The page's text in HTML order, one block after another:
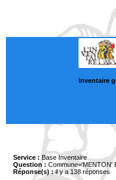
Inventaire
Service : Base Inventaire
Question : Commune='MENTON'
Réponse(s) :il y a 138 réponses